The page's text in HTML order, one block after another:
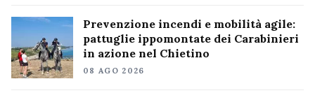
Prevenzione incendi e mobilità agile:
pattuglie ippomontate dei Carabinieri
in azione nel Chietino
08 AGO 2026